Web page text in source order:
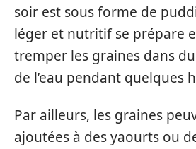
soir est sous forme de
léger et nutritif se prépare
tremper les graines dans
de l’eau pendant quelques
Par ailleurs, les graines
ajoutées à des yaourts ou